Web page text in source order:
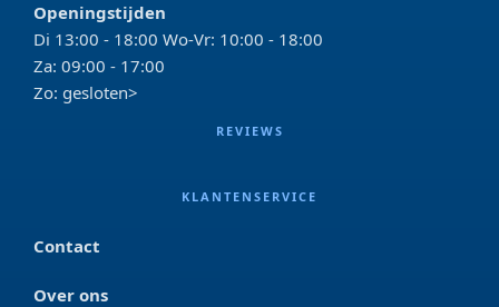
Openingstijden
Di 13:00 - 18:00 Wo-Vr: 10:00 - 18:00
Za: 09:00 - 17:00
Zo: gesloten>
REVIEWS
KLANTENSERVICE
Contact
Over ons